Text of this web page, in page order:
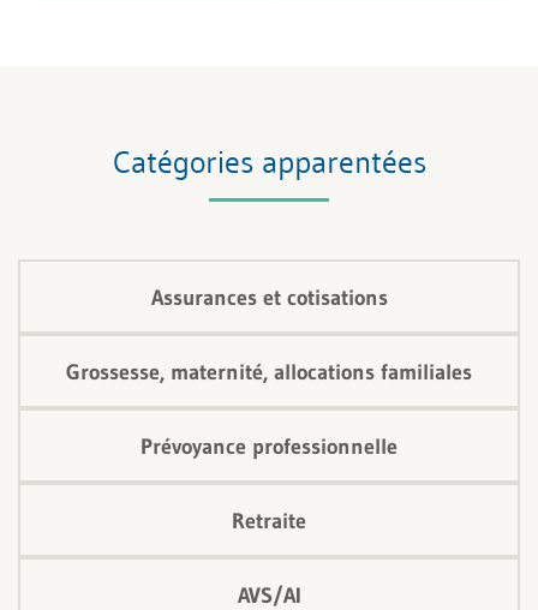
Catégories apparentées
Assurances et cotisations
Grossesse, maternité, allocations familiales
Prévoyance professionnelle
Retraite
AVS/AI